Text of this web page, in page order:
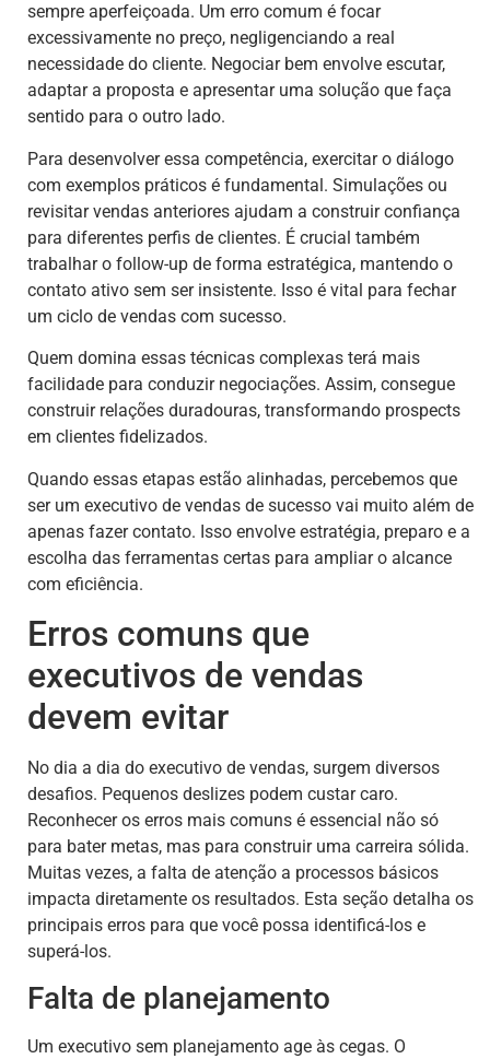
sempre aperfeiçoada. Um erro comum é focar
excessivamente no preço, negligenciando a real
necessidade do cliente. Negociar bem envolve escutar,
adaptar a proposta e apresentar uma solução que faça
sentido para o outro lado.
Para desenvolver essa competência, exercitar o diálogo
com exemplos práticos é fundamental. Simulações ou
revisitar vendas anteriores ajudam a construir confiança
para diferentes perfis de clientes. É crucial também
trabalhar o follow-up de forma estratégica, mantendo o
contato ativo sem ser insistente. Isso é vital para fechar
um ciclo de vendas com sucesso.
Quem domina essas técnicas complexas terá mais
facilidade para conduzir negociações. Assim, consegue
construir relações duradouras, transformando prospects
em clientes fidelizados.
Quando essas etapas estão alinhadas, percebemos que
ser um executivo de vendas de sucesso vai muito além de
apenas fazer contato. Isso envolve estratégia, preparo e a
escolha das ferramentas certas para ampliar o alcance
com eficiência.
Erros comuns que
executivos de vendas
devem evitar
No dia a dia do executivo de vendas, surgem diversos
desafios. Pequenos deslizes podem custar caro.
Reconhecer os erros mais comuns é essencial não só
para bater metas, mas para construir uma carreira sólida.
Muitas vezes, a falta de atenção a processos básicos
impacta diretamente os resultados. Esta seção detalha os
principais erros para que você possa identificá-los e
superá-los.
Falta de planejamento
Um executivo sem planejamento age às cegas. O